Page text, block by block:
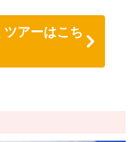
アーはこち